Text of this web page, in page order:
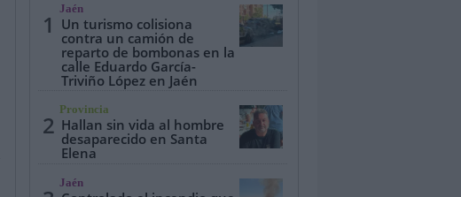
Jaén, Pueblo a Pueblo Gente
1
Jaén
Un turismo colisiona
contra un camión de
reparto de bombonas en la
calle Eduardo García-
Triviño López en Jaén
2
Provincia
Hallan sin vida al hombre
desaparecido en Santa
Elena
Jaén